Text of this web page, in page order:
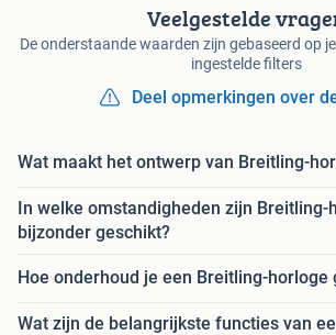
Veelgestelde
De onderstaande waarden zijn gebaseerd op
ingestelde filters
Deel opmerkingen over
Wat maakt het ontwerp van Breitling-
In welke omstandigheden zijn Breitling-
bijzonder geschikt?
Hoe onderhoud je een Breitling-horloge
Wat zijn de belangrijkste functies van